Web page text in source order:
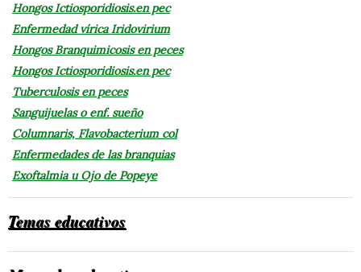
Hongos Ictiosporidiosis.en pec
Enfermedad vírica Iridovirium
Hongos Branquimicosis en peces
Hongos Ictiosporidiosis.en pec
Tuberculosis en peces
Sanguijuelas o enf. sueño
Columnaris, Flavobacterium col
Enfermedades de las branquias
Exoftalmia u Ojo de Popeye
Temas educativos